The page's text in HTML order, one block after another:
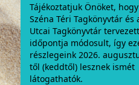
Tájékoztatjuk Önöket,
Széna Téri Tagkönyvtár és
Utcai Tagkönyvtár
időpontja módosult, így
részlegeink 2026.
től (keddtől) lesznek ismét
látogathatók.